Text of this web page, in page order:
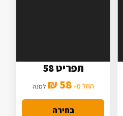
3 תוספות
מנה עיקרית מורחבת
תפריט 58
החל מ- 58 ₪ למנה
בחירה